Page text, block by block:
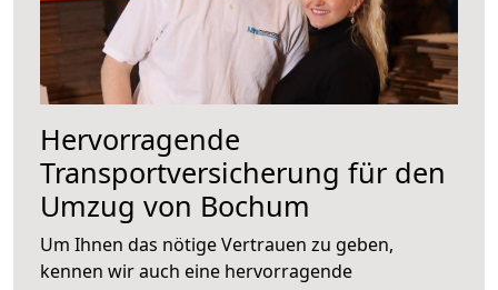
Hervorragende
Transportversicherung für den
Umzug von Bochum
Um Ihnen das nötige Vertrauen zu geben,
kennen wir auch eine hervorragende